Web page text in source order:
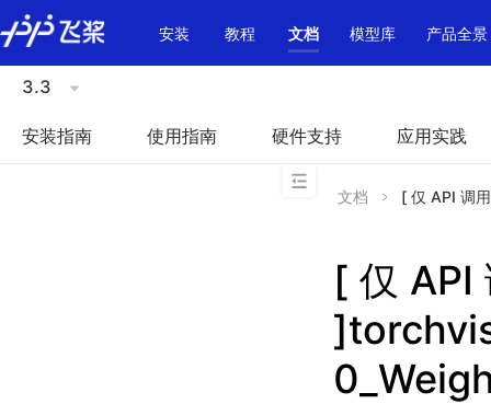
\u200E
安装
教程 文档 模型库 产品全景
3.3
安装指南 使用指南 硬件支持 应用实践
文档 [ 仅 API 调
[ 仅 API